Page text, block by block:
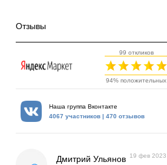
Отзывы
99 откликов
94% положительных
Наша группа Вконтакте
4067 участников | 470 отзывов
Дмитрий Ульянов 19 фев 2023